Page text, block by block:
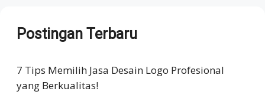
Postingan Terbaru
7 Tips Memilih Jasa Desain Logo Profesional
yang Berkualitas!